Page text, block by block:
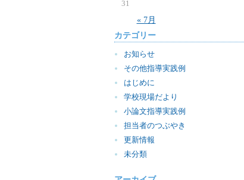
« 7月
31
カテゴリー
お知らせ
その他指導実践例
はじめに
学校現場だより
小論文指導実践例
担当者のつぶやき
更新情報
未分類